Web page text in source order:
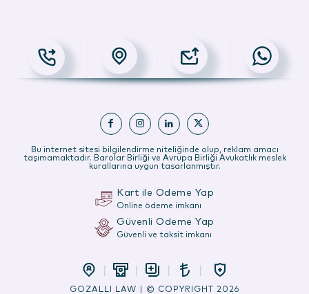
Bu internet sitesi bilgilendirme niteliğinde olup, reklam amacı
taşımamaktadır. Barolar Birliği ve Avrupa Birliği Avukatlık meslek
kurallarına uygun tasarlanmıştır.
Kart ile Ödeme Yap
Online ödeme imkanı
Güvenli Ödeme Yap
Güvenli ve taksit imkanı
GOZALLI LAW | © COPYRIGHT 2026